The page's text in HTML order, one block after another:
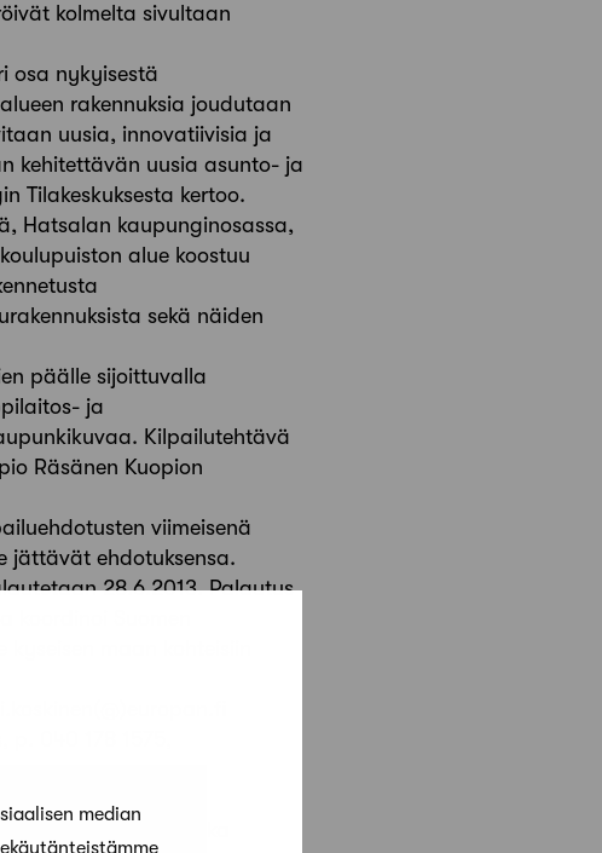
median
kolmelta sivultaan
osa nykyisestä
rakennuksia joudutaan
uusia, innovatiivisia ja
kehitettävän uusia asunto- ja
Tilakeskuksesta kertoo.
Hatsalan kaupunginosassa,
alue koostuu
sekä näiden
päälle sijoittuvalla
ja
Kilpailutehtävä
Räsänen Kuopion
viimeisenä
jättävät ehdotuksensa.
28.6.2013. Palautus
Suomen
maan kohteisiin
040 178 1575,
yhteenliittymä, joka